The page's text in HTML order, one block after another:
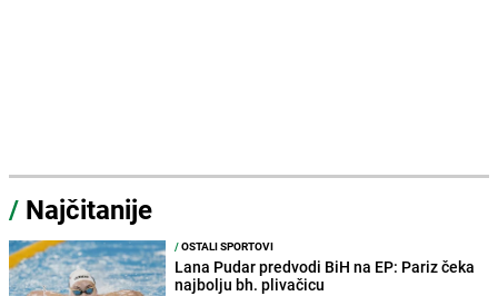
/ Najčitanije
/OSTALI SPORTOVI
Lana Pudar predvodi BiH na EP: Pariz čeka
najbolju bh. plivačicu